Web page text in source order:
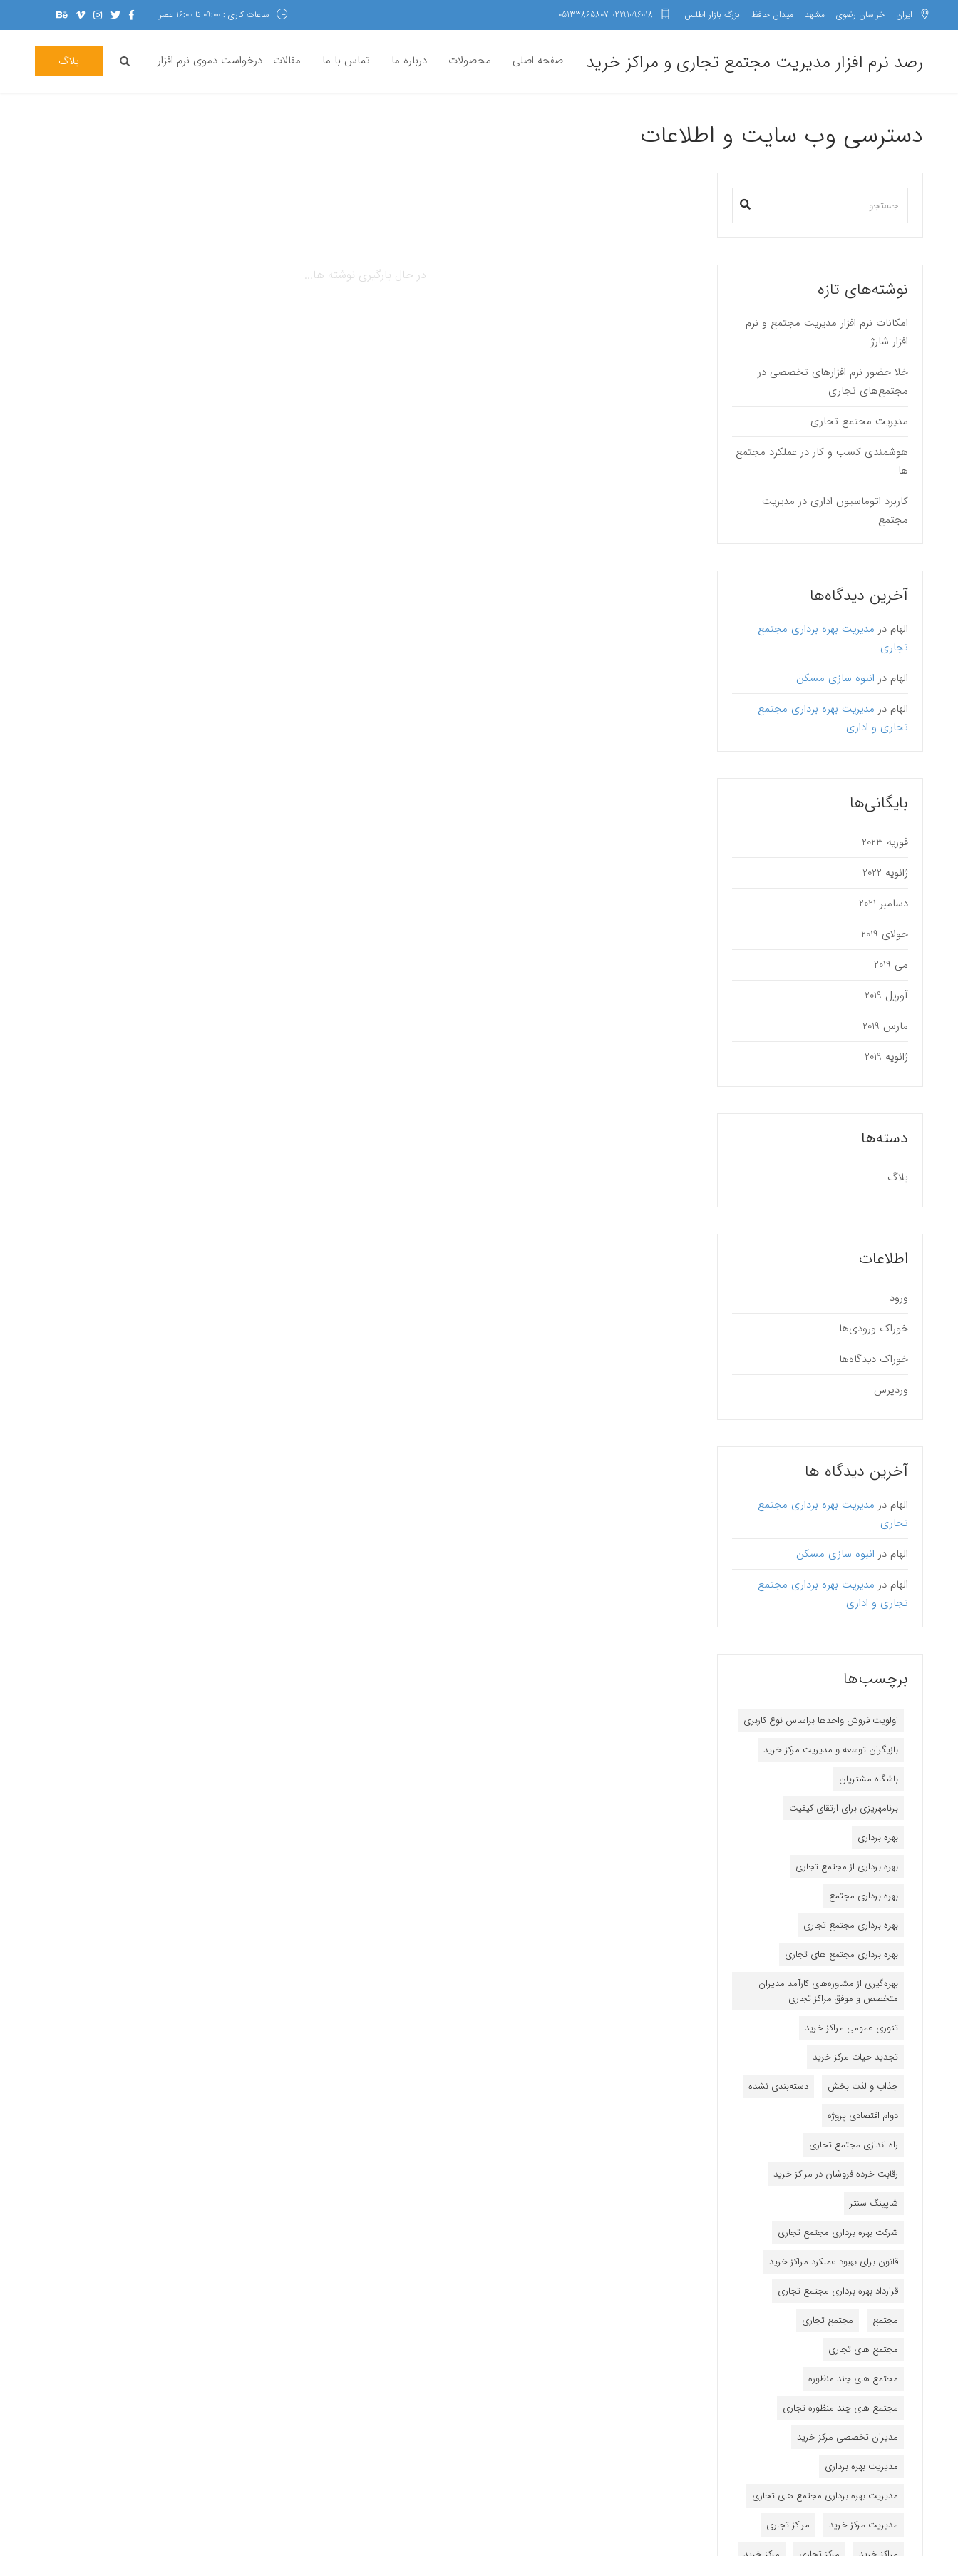
ساعات کاری : 09:00 تا 16:00 عصر ایران – خراسان رضوی – مشهد – میدان حافظ – بزرگ بازار اطلس 05133865807-02191096018
رصد نرم افزار مدیریت مجتمع تجاری و مراکز خرید صفحه اصلی محصولات درباره ما تماس با ما مقالات درخواست دموی نرم افزار بلاگ
دسترسی وب سایت و اطلاعات
در حال بارگیری نوشته ها...
نوشته‌های تازه
امکانات نرم افزار مدیریت مجتمع و نرم
افزار شارژ
خلا حضور نرم افزارهای تخصصی در
مجتمع‌های تجاری
مدیریت مجتمع تجاری
هوشمندی کسب و کار در عملکرد مجتمع
ها
کاربرد اتوماسیون اداری در مدیریت
مجتمع
آخرین دیدگاه‌ها
الهام در مدیریت بهره برداری مجتمع
تجاری
الهام در انبوه سازی مسکن
الهام در مدیریت بهره برداری مجتمع
تجاری و اداری
بایگانی‌ها
فوریه 2023
ژانویه 2022
دسامبر 2021
جولای 2019
می 2019
آوریل 2019
مارس 2019
ژانویه 2019
دسته‌ها
بلاگ
اطلاعات
ورود
خوراک ورودی‌ها
خوراک دیدگاه‌ها
وردپرس
آخرین دیدگاه ها
الهام در مدیریت بهره برداری مجتمع
تجاری
الهام در انبوه سازی مسکن
الهام در مدیریت بهره برداری مجتمع
تجاری و اداری
برچسب‌ها
اولویت فروش واحدها براساس نوع کاربری
بازیگران توسعه و مدیریت مرکز خرید
باشگاه مشتریان
برنامه‎ریزی برای ارتقای کیفیت
بهره برداری
بهره برداری از مجتمع تجاری
بهره برداری مجتمع
بهره برداری مجتمع تجاری
بهره برداری مجتمع های تجاری
بهره‌گیری از مشاوره‌های کارآمد مدیران
متخصص و موفق مراکز تجاری
تئوری عمومی مراکز خرید
تجدید حیات مرکز خرید
جذاب و لذت بخش
دسته‌بندی نشده
دوام اقتصادی پروژه
راه اندازی مجتمع تجاری
رقابت خرده فروشان در مراکز خرید
شاپینگ سنتر
شرکت بهره برداری مجتمع تجاری
قانون برای بهبود عملکرد مراکز خرید
قرارداد بهره برداری مجتمع تجاری
مجتمع
مجتمع تجاری
مجتمع های تجاری
مجتمع های چند منظوره
مجتمع های چند منظوره تجاری
مدیران تخصصی مرکز خرید
مدیریت بهره برداری
مدیریت بهره برداری مجتمع های تجاری
مدیریت مرکز خرید
مراکز تجاری